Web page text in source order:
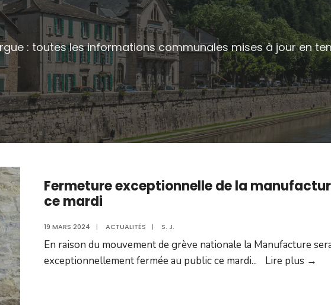
: toutes les informations communales mises à jour en
Fermeture exceptionnelle de la
ce mardi
19 MARS 2024 | ACTUALITÉS | S. J.
En raison du mouvement de grève nationale la Manufacture
exceptionnellement fermée au public ce mardi... Lire plus →